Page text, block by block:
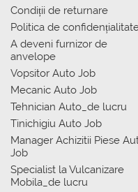
Condiții de returnare
Politica de
A deveni furnizor de
anvelope
Vopsitor Auto Job
Mecanic Auto Job
Tehnician Auto_de lucru
Tinichigiu Auto Job
Manager Achizitii Piese
Job
Specialist la Vulcanizare
Mobila_de lucru